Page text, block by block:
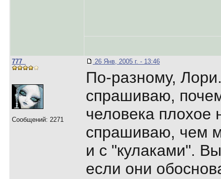
777_
Сообщений: 2271
26 Янв, 2005 г. - 13:46
По-разному,
спрашиваю,
человека плохое
спрашиваю, чем
и с "кулаками".
если они